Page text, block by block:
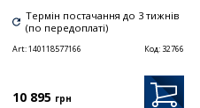
Термін постачання до 3 тижнів
(по передоплаті)
Art:140118577166 Код: 32766
10 895 грн